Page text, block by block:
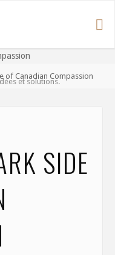
et solutions.
of Canadian Compassion
SIDE